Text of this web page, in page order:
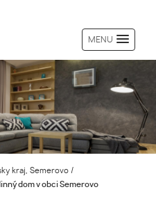
MENU
kraj, Semerovo /
dom v obci Semerovo